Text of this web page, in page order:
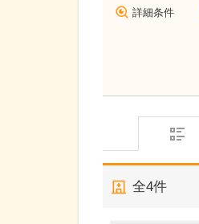
詳細条件
全4件